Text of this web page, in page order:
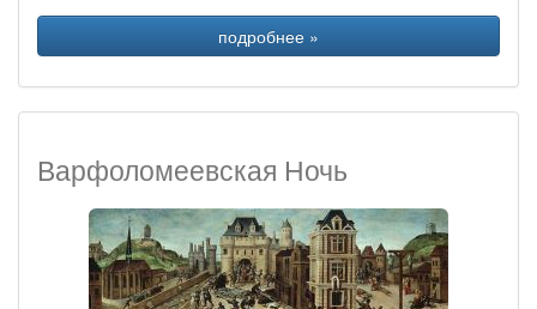
подробнее »
Варфоломеевская Ночь